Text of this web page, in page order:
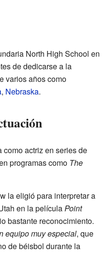
North High School en
de dedicarse a la
varios años como
, Nebraska.
como actriz en series de
programas como The
la eligió para interpretar a
en la películaPoint
bastante reconocimiento.
equipo muy especial, que
de béisbol durante la